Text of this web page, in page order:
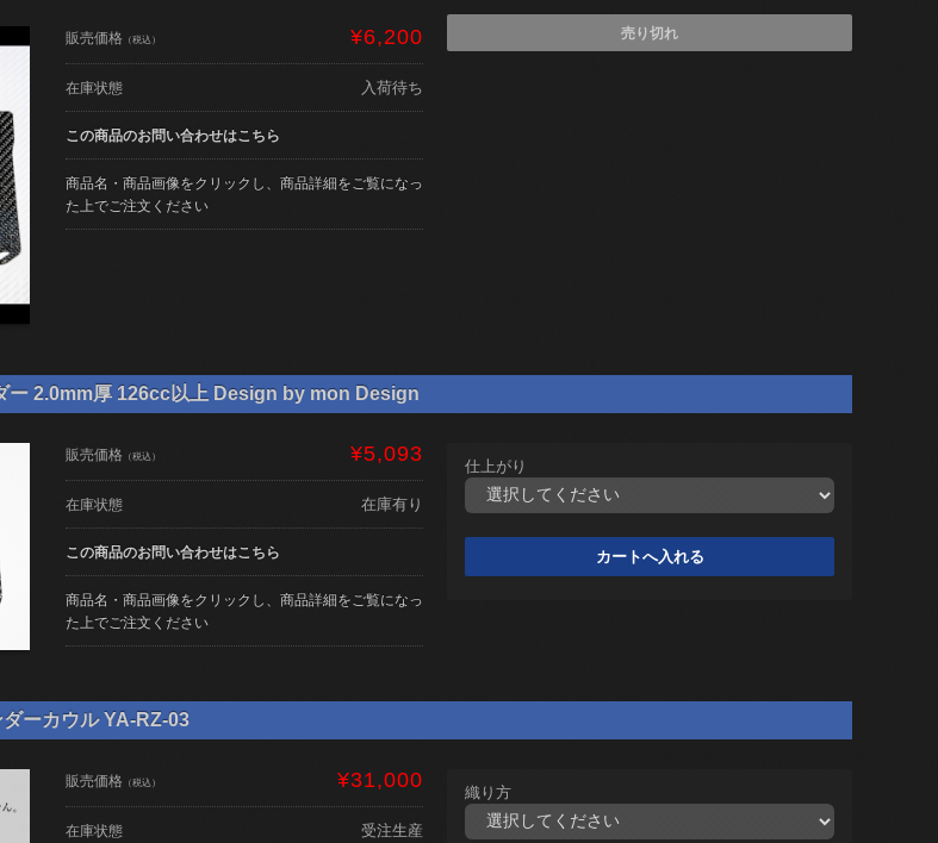
販売価格 （税込） ¥6,200
在庫状態 入荷待ち
この商品のお問い合わせはこちら
商品名・商品画像をクリックし、商品詳細をご覧になっ
た上でご注文ください
売り切れ
ー 2.0mm厚 126cc以上 Design by mon Design
販売価格 （税込） ¥5,093
在庫状態 在庫有り
この商品のお問い合わせはこちら
商品名・商品画像をクリックし、商品詳細をご覧になっ
た上でご注文ください
仕上がり
ーカウル YA-RZ-03
販売価格 （税込） ¥31,000
在庫状態 受注生産
織り方